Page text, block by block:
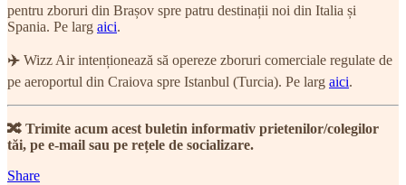
pentru zboruri din Brașov spre patru destinații noi din Italia și
Spania. Pe larg aici.
✈️ Wizz Air intenționează să opereze zboruri comerciale regulate de
pe aeroportul din Craiova spre Istanbul (Turcia). Pe larg aici.
🔀 Trimite acum acest buletin informativ prietenilor/colegilor
tăi, pe e-mail sau pe rețele de socializare.
Share